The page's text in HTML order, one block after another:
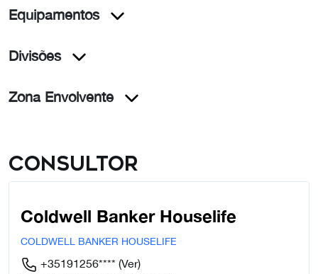
Equipamentos
Divisões
Zona Envolvente
Consultor
Coldwell Banker Houselife
COLDWELL BANKER HOUSELIFE
+35191256**** (Ver)